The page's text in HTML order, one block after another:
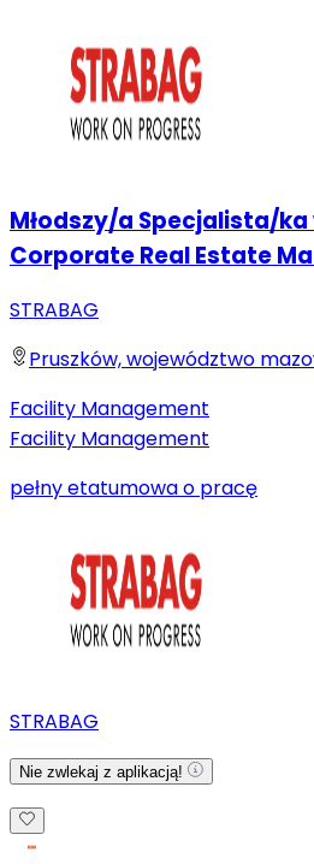
Młodszy/a Specjalista/ka
Corporate Real Estate
STRABAG
Pruszków, województwo
Facility Management
Facility Management
pełny etatumowa o pracę
STRABAG
Nie zwlekaj z aplikacją!